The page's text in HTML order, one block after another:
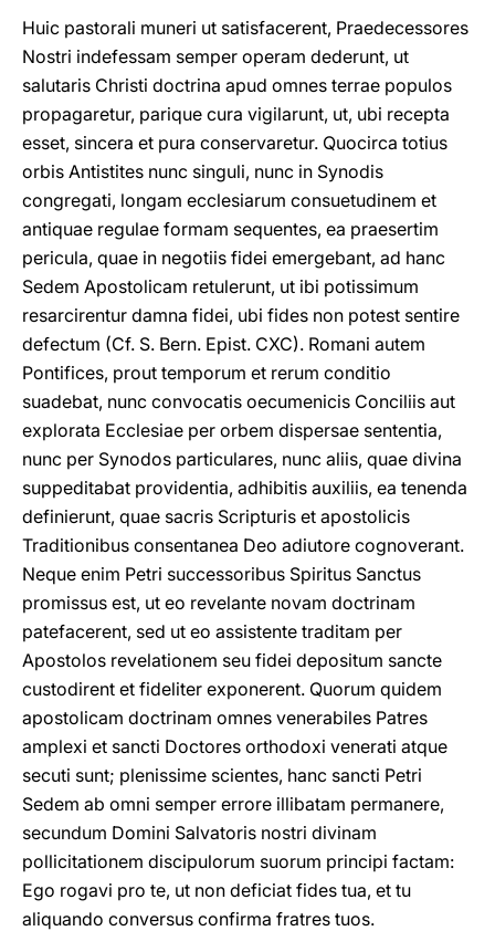
Huic pastorali muneri ut satisfacerent, Praedecessores
Nostri indefessam semper operam dederunt, ut
salutaris Christi doctrina apud omnes terrae populos
propagaretur, parique cura vigilarunt, ut, ubi recepta
esset, sincera et pura conservaretur. Quocirca totius
orbis Antistites nunc singuli, nunc in Synodis
congregati, longam ecclesiarum consuetudinem et
antiquae regulae formam sequentes, ea praesertim
pericula, quae in negotiis fidei emergebant, ad hanc
Sedem Apostolicam retulerunt, ut ibi potissimum
resarcirentur damna fidei, ubi fides non potest sentire
defectum (Cf. S. Bern. Epist. CXC). Romani autem
Pontifices, prout temporum et rerum conditio
suadebat, nunc convocatis oecumenicis Conciliis aut
explorata Ecclesiae per orbem dispersae sententia,
nunc per Synodos particulares, nunc aliis, quae divina
suppeditabat providentia, adhibitis auxiliis, ea tenenda
definierunt, quae sacris Scripturis et apostolicis
Traditionibus consentanea Deo adiutore cognoverant.
Neque enim Petri successoribus Spiritus Sanctus
promissus est, ut eo revelante novam doctrinam
patefacerent, sed ut eo assistente traditam per
Apostolos revelationem seu fidei depositum sancte
custodirent et fideliter exponerent. Quorum quidem
apostolicam doctrinam omnes venerabiles Patres
amplexi et sancti Doctores orthodoxi venerati atque
secuti sunt; plenissime scientes, hanc sancti Petri
Sedem ab omni semper errore illibatam permanere,
secundum Domini Salvatoris nostri divinam
pollicitationem discipulorum suorum principi factam:
Ego rogavi pro te, ut non deficiat fides tua, et tu
aliquando conversus confirma fratres tuos.